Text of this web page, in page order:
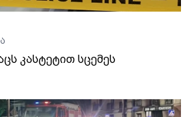
კასტეტით სცემეს